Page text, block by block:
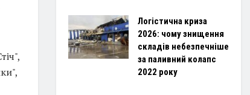
Логістична криза
2026: чому знищення
складів небезпечніше
за паливний колапс
2022 року